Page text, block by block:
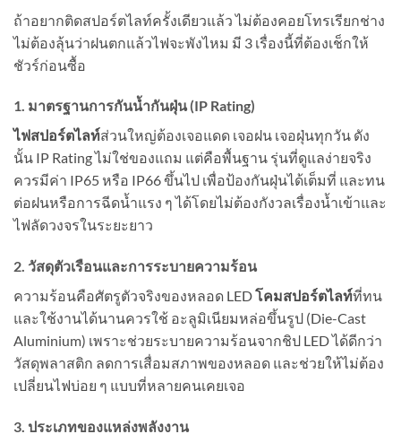
ถ้าอยากติดสปอร์ตไลท์ครั้งเดียวแล้ว ไม่ต้องคอยโทรเรียกช่าง
ไม่ต้องลุ้นว่าฝนตกแล้วไฟจะพังไหม มี 3 เรื่องนี้ที่ต้องเช็กให้
ชัวร์ก่อนซื้อ
1. มาตรฐานการกันน้ำกันฝุ่น (IP Rating)
ไฟสปอร์ตไลท์ส่วนใหญ่ต้องเจอแดด เจอฝน เจอฝุ่นทุกวัน ดัง
นั้น IP Rating ไม่ใช่ของแถม แต่คือพื้นฐาน รุ่นที่ดูแลง่ายจริง
ควรมีค่า IP65 หรือ IP66 ขึ้นไป เพื่อป้องกันฝุ่นได้เต็มที่ และทน
ต่อฝนหรือการฉีดน้ำแรง ๆ ได้โดยไม่ต้องกังวลเรื่องน้ำเข้าและ
ไฟลัดวงจรในระยะยาว
2. วัสดุตัวเรือนและการระบายความร้อน
ความร้อนคือศัตรูตัวจริงของหลอด LEDโคมสปอร์ตไลท์ที่ทน
และใช้งานได้นานควรใช้ อะลูมิเนียมหล่อขึ้นรูป (Die-Cast
Aluminium) เพราะช่วยระบายความร้อนจากชิป LED ได้ดีกว่า
วัสดุพลาสติก ลดการเสื่อมสภาพของหลอด และช่วยให้ไม่ต้อง
เปลี่ยนไฟบ่อย ๆ แบบที่หลายคนเคยเจอ
3. ประเภทของแหล่งพลังงาน